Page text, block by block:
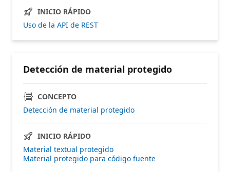
INICIO RÁPIDO
Uso de la API de REST
Detección de material protegido
CONCEPTO
Detección de material protegido
INICIO RÁPIDO
Material textual protegido
Material protegido para código fuente